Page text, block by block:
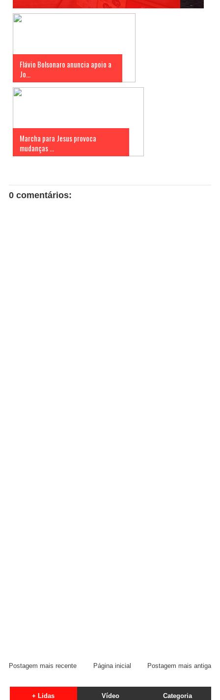
Flávio Bolsonaro anuncia apoio a
Jo...
Marcha para Jesus provoca
mudanças ...
0 comentários:
Postagem mais recente Postagem mais antiga
Página inicial
+ Lidas Vídeo Categoria